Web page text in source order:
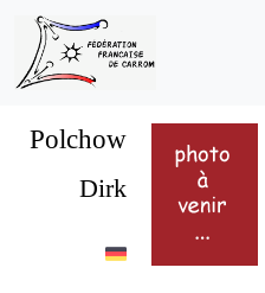
Polchow
Dirk